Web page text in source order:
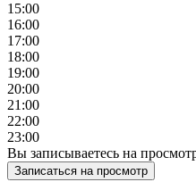
15:00
16:00
17:00
18:00
19:00
20:00
21:00
22:00
23:00
Вы записываетесь на
Записаться на просмотр